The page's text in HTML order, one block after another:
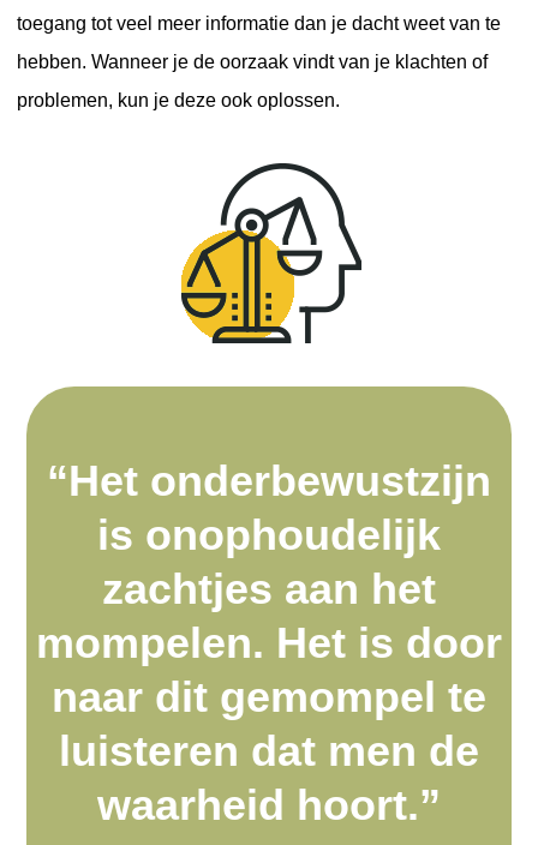
toegang tot veel meer informatie dan je dacht weet van te
hebben. Wanneer je de oorzaak vindt van je klachten of
problemen, kun je deze ook oplossen.
“Het onderbewustzijn
is onophoudelijk
zachtjes aan het
mompelen. Het is door
naar dit gemompel te
luisteren dat men de
waarheid hoort.”